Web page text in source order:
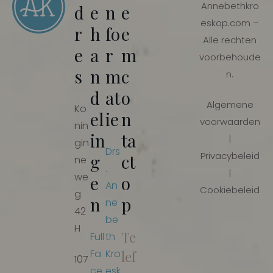
d
r
e
s
Ko
nin
gin
ne
we
g
42
H
107
e
h
a
n
d
el
in
g
e
n
Full
Fa
n
fo
r
m
at
ie
Drs
.
An
ne
be
th
Kro
e
e
m
c
o
n
ta
ct
o
p
Te
lef
Annebethkro
eskop.com –
Alle rechten
voorbehoude
n.
Algemene
voorwaarden
|
Privacybeleid
|
Cookiebeleid